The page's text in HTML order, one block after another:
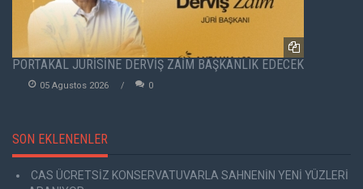
PORTAKAL JÜRİSİNE DERVİŞ ZAİM BAŞKANLIK EDECEK
05 Agustos 2026 0
SON EKLENENLER
CAS ÜCRETSİZ KONSERVATUVARLA SAHNENİN YENİ YÜZLERİ